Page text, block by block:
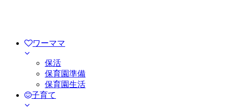
ワーママ
保活
保育園準備
保育園生活
子育て